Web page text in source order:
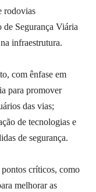
rodovias
de Segurança Viária
infraestrutura.
com ênfase em
para promover
das vias;
de tecnologias e
de segurança.
críticos, como
melhorar as